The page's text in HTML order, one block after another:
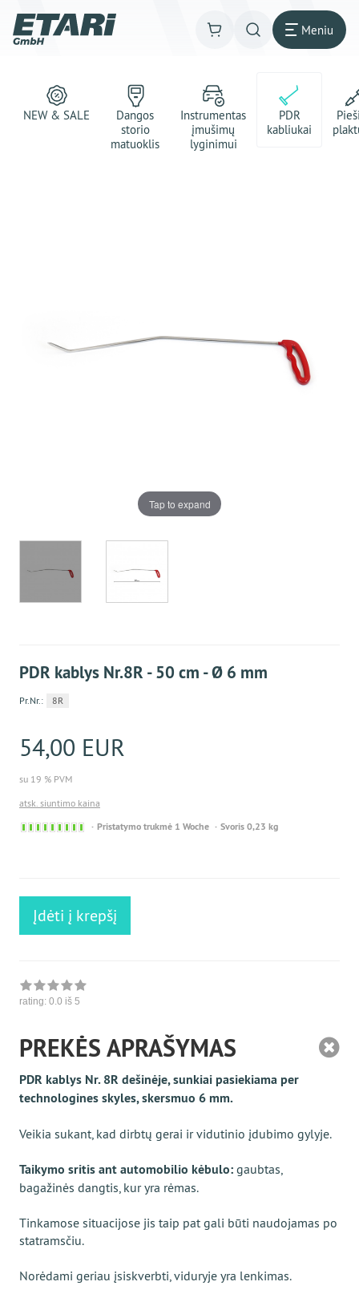
Meniu
NEW & SALE
Dangos
storio
matuoklis
Instrumentas
įmušimų
lyginimui
PDR
kabliukai
Tap to expand
PDR kablys Nr.8R - 50 cm - Ø 6 mm
Pr.Nr.: 8R
54,00 EUR
su 19 % PVM
atsk. siuntimo kaina
Sofort
Pristatymo trukmė 1 Woche Svoris 0,23 kg
Įdėti į krepšį
rating: 0.0 iš 5
PREKĖS APRAŠYMAS
PDR kablys Nr. 8R dešinėje, sunkiai pasiekiama per
technologines skyles, skersmuo 6 mm.
Veikia sukant, kad dirbtų gerai ir vidutinio įdubimo gylyje.
Taikymo sritis ant automobilio kėbulo: gaubtas,
bagažinės dangtis, kur yra rėmas.
Tinkamose situacijose jis taip pat gali būti naudojamas po
statramsčiu.
Norėdami geriau įsiskverbti, viduryje yra lenkimas.